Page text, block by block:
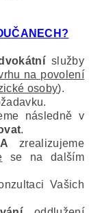
služby
na povolení
osoby).
následně v
.
zrealizujeme
se na dalším
Vašich